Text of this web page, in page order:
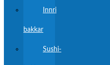
Innri
bakkar
Sushi-